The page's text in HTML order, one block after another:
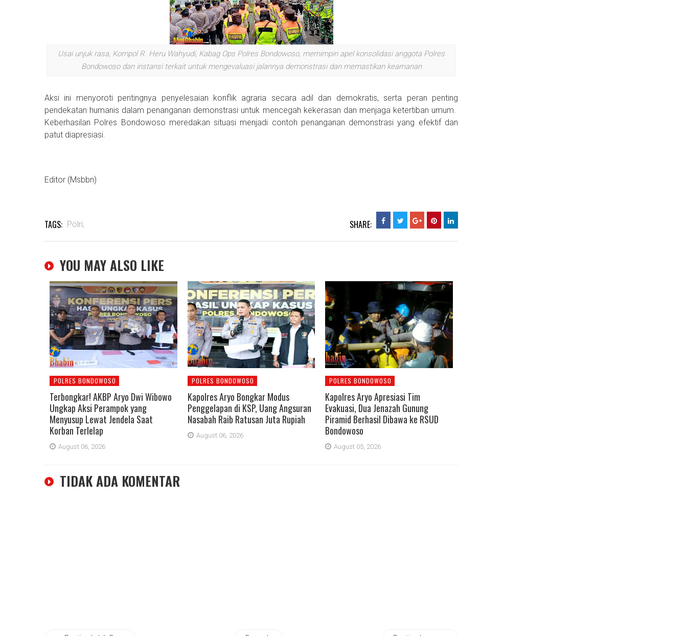
Usai unjuk rasa, Kompol R. Heru Wahyudi, Kabag Ops Polres Bondowoso, memimpin apel konsolidasi anggota Polres
Bondowoso dan instansi terkait untuk mengevaluasi jalannya demonstrasi dan memastikan keamanan
Aksi ini menyoroti pentingnya penyelesaian konflik agraria secara adil dan demokratis, serta peran penting
pendekatan humanis dalam penanganan demonstrasi untuk mencegah kekerasan dan menjaga ketertiban umum.
Keberhasilan Polres Bondowoso meredakan situasi menjadi contoh penanganan demonstrasi yang efektif dan
patut diapresiasi.
Editor (Msbbn)
TAGS: Polri, SHARE:
YOU MAY ALSO LIKE
POLRES BONDOWOSO
Terbongkar! AKBP Aryo Dwi Wibowo
Ungkap Aksi Perampok yang
Menyusup Lewat Jendela Saat
Korban Terlelap
August 06, 2026
POLRES BONDOWOSO
Kapolres Aryo Bongkar Modus
Penggelapan di KSP, Uang Angsuran
Nasabah Raib Ratusan Juta Rupiah
August 06, 2026
POLRES BONDOWOSO
Kapolres Aryo Apresiasi Tim
Evakuasi, Dua Jenazah Gunung
Piramid Berhasil Dibawa ke RSUD
Bondowoso
August 05, 2026
TIDAK ADA KOMENTAR